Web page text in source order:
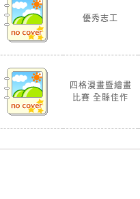
優秀志工
四格漫畫暨繪畫
比賽 全縣佳作